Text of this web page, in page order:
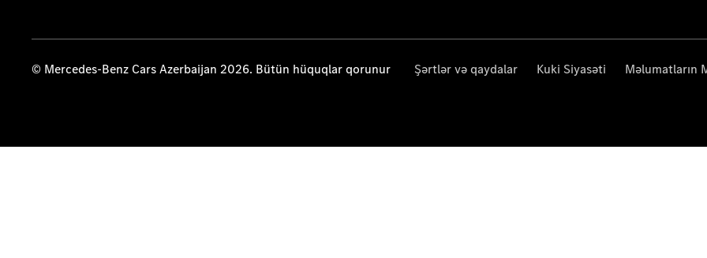
© Mercedes-Benz Cars Azerbaijan 2026. Bütün hüquqlar qorunur Şərtlər və qaydalar Kuki Siyasəti Məlumatların